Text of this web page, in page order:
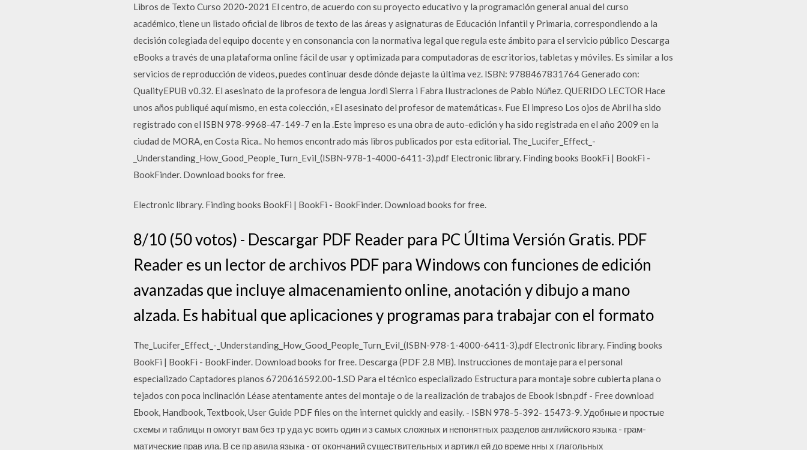
Libros de Texto Curso 2020-2021 El centro, de acuerdo con su proyecto educativo y la programación general anual del curso
académico, tiene un listado oficial de libros de texto de las áreas y asignaturas de Educación Infantil y Primaria, correspondiendo a la
decisión colegiada del equipo docente y en consonancia con la normativa legal que regula este ámbito para el servicio público Descarga
eBooks a través de una plataforma online fácil de usar y optimizada para computadoras de escritorios, tabletas y móviles. Es similar a los
servicios de reproducción de videos, puedes continuar desde dónde dejaste la última vez. ISBN: 9788467831764 Generado con:
QualityEPUB v0.32. El asesinato de la profesora de lengua Jordi Sierra i Fabra Ilustraciones de Pablo Núñez. QUERIDO LECTOR Hace
unos años publiqué aquí mismo, en esta colección, «El asesinato del profesor de matemáticas». Fue El impreso Los ojos de Abril ha sido
registrado con el ISBN 978-9968-47-149-7 en la .Este impreso es una obra de auto-edición y ha sido registrada en el año 2009 en la
ciudad de MORA, en Costa Rica.. No hemos encontrado más libros publicados por esta editorial. The_Lucifer_Effect_-
_Understanding_How_Good_People_Turn_Evil_(ISBN-978-1-4000-6411-3).pdf Electronic library. Finding books BookFi | BookFi -
BookFinder. Download books for free.
Electronic library. Finding books BookFi | BookFi - BookFinder. Download books for free.
8/10 (50 votos) - Descargar PDF Reader para PC Última Versión Gratis. PDF
Reader es un lector de archivos PDF para Windows con funciones de edición
avanzadas que incluye almacenamiento online, anotación y dibujo a mano
alzada. Es habitual que aplicaciones y programas para trabajar con el formato
The_Lucifer_Effect_-_Understanding_How_Good_People_Turn_Evil_(ISBN-978-1-4000-6411-3).pdf Electronic library. Finding books
BookFi | BookFi - BookFinder. Download books for free. Descarga (PDF 2.8 MB). Instrucciones de montaje para el personal
especializado Captadores planos 6720616592.00-1.SD Para el técnico especializado Estructura para montaje sobre cubierta plana o
tejados con poca inclinación Léase atentamente antes del montaje o de la realización de trabajos de Ebook Isbn.pdf - Free download
Ebook, Handbook, Textbook, User Guide PDF files on the internet quickly and easily. - ISBN 978-5-392- 15473-9. Удобные и простые
схемы и таблицы п омогут вам без тр уда ус воить один и з самых сложных и непонятных разделов английского языка - грам­
матические прав ила. В се пр авила языка - от окончаний существительных и артикл ей до време нны х глагольных